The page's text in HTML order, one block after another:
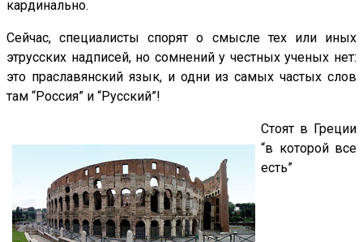
кардинально.
Сейчас, специалисты спорят о смысле тех или иных
этрусских надписей, но сомнений у честных ученых нет:
это праславянский язык, и одни из самых частых слов
там “Россия” и “Русский”!
Стоят в Греции
“в которой все
есть”